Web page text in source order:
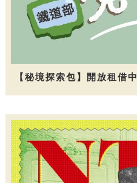
【秘境探索包】開放租借中